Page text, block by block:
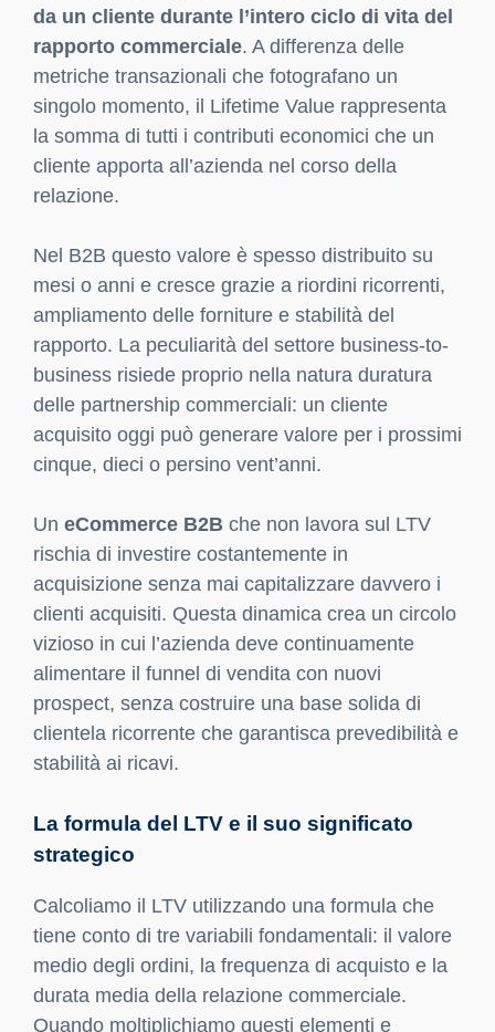
da un cliente durante l’intero ciclo di vita del
rapporto commerciale. A differenza delle
metriche transazionali che fotografano un
singolo momento, il Lifetime Value rappresenta
la somma di tutti i contributi economici che un
cliente apporta all’azienda nel corso della
relazione.
Nel B2B questo valore è spesso distribuito su
mesi o anni e cresce grazie a riordini ricorrenti,
ampliamento delle forniture e stabilità del
rapporto. La peculiarità del settore business-to-
business risiede proprio nella natura duratura
delle partnership commerciali: un cliente
acquisito oggi può generare valore per i prossimi
cinque, dieci o persino vent’anni.
Un eCommerce B2B che non lavora sul LTV
rischia di investire costantemente in
acquisizione senza mai capitalizzare davvero i
clienti acquisiti. Questa dinamica crea un circolo
vizioso in cui l’azienda deve continuamente
alimentare il funnel di vendita con nuovi
prospect, senza costruire una base solida di
clientela ricorrente che garantisca prevedibilità e
stabilità ai ricavi.
La formula del LTV e il suo significato
strategico
Calcoliamo il LTV utilizzando una formula che
tiene conto di tre variabili fondamentali: il valore
medio degli ordini, la frequenza di acquisto e la
durata media della relazione commerciale.
Quando moltiplichiamo questi elementi e